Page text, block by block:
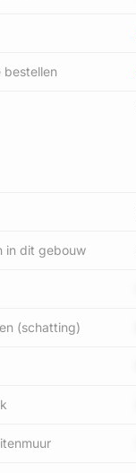
bestellen
in dit gebouw
(schatting)